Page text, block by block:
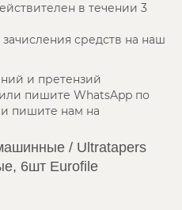
в течении 3
средств на наш
и претензий
пишите WhatsApp по
пишите нам на
/ Ultratapers
6шт Eurofile